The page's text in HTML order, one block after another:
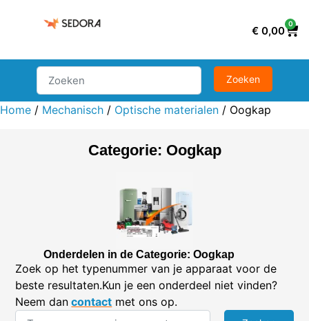
€ 0,00
0
Home / Mechanisch / Optische materialen / Oogkap
Categorie: Oogkap
Onderdelen in de Categorie: Oogkap
Zoek op het typenummer van je apparaat voor de
beste resultaten.Kun je een onderdeel niet vinden?
Neem dan contact met ons op.